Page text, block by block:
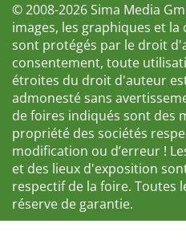
© 2008-2026 Sima Media
images, les graphiques et
sont protégés par le droit
consentement, toute
étroites du droit d'auteur
admonesté sans
de foires indiqués sont des
propriété des sociétés
modification ou d’erreur !
et des lieux d'exposition
respectif de la foire. Toutes
réserve de garantie.